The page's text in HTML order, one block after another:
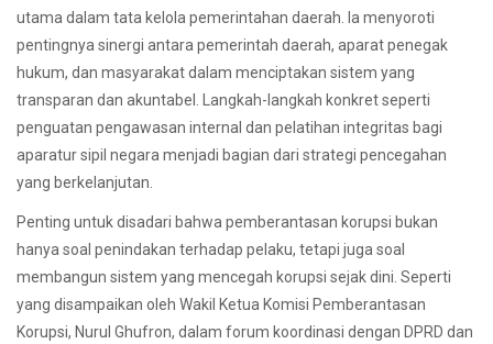
utama dalam tata kelola pemerintahan daerah. Ia menyoroti
pentingnya sinergi antara pemerintah daerah, aparat penegak
hukum, dan masyarakat dalam menciptakan sistem yang
transparan dan akuntabel. Langkah-langkah konkret seperti
penguatan pengawasan internal dan pelatihan integritas bagi
aparatur sipil negara menjadi bagian dari strategi pencegahan
yang berkelanjutan.
Penting untuk disadari bahwa pemberantasan korupsi bukan
hanya soal penindakan terhadap pelaku, tetapi juga soal
membangun sistem yang mencegah korupsi sejak dini. Seperti
yang disampaikan oleh Wakil Ketua Komisi Pemberantasan
Korupsi, Nurul Ghufron, dalam forum koordinasi dengan DPRD dan